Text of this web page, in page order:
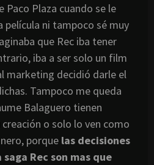
Paco Plaza cuando se le
película ni tampoco sé muy
que Rec iba tener
iba a ser solo un film
marketing decidió darle el
Tampoco me queda
Balaguero tienen
o solo lo ven como
porque las decisiones
Rec son mas que